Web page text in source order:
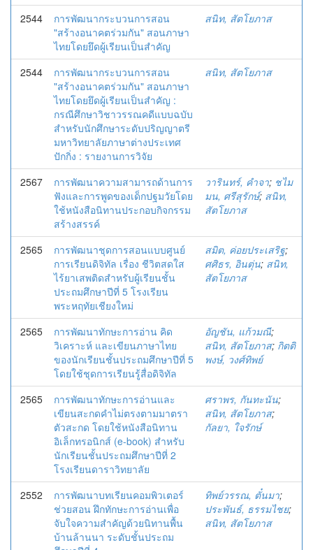
2544
การพัฒนากระบวนการสอน
"สร้างอนาคตร่วมกัน" สอนภาษา
ไทยโดยยึดผู้เรียนเป็นสำคัญ
สนิท, สัตโยภาส
2544
การพัฒนากระบวนการสอน
"สร้างอนาคตร่วมกัน" สอนภาษา
ไทยโดยยึดผู้เรียนเป็นสำคัญ :
กรณีศึกษาวิชาวรรณคดีแบบฉบับ
สำหรับนักศึกษาระดับปริญญาตรี
มหาวิทยาลัยภาษาต่างประเทศ
ปักกิ่ง : รายงานการวิจัย
สนิท, สัตโยภาส
2567
การพัฒนาความสามารถด้านการ
ฟังและการพูดของเด็กปฐมวัยโดย
ใช้หนังสือนิทานประกอบกิจกรรม
สร้างสรรค์
วารินทร์, คำจา; ชไม
มน, ศรีสุรักษ์; สนิท,
สัตโยภาส
2565
การพัฒนาชุดการสอนแบบศูนย์
การเรียนดิจิทัล เรื่อง ชีวิตสดใส
ไร้ยาเสพติดสำหรับผู้เรียนชั้น
ประถมศึกษาปีที่ 5 โรงเรียน
พระหฤทัยเชียงใหม่
สมิต, ค่อยประเสริฐ;
ศศิธร, อินตุ่น; สนิท,
สัตโยภาส
2565
การพัฒนาทักษะการอ่าน คิด
วิเคราะห์ และเขียนภาษาไทย
ของนักเรียนชั้นประถมศึกษาปีที่ 5
โดยใช้ชุดการเรียนรู้สื่อดิจิทัล
อัญชัน, แก้วมณี;
สนิท, สัตโยภาส; กิตติ
พงษ์, วงศ์ทิพย์
2565
การพัฒนาทักษะการอ่านและ
เขียนสะกดคำไม่ตรงตามมาตรา
ตัวสะกด โดยใช้หนังสือนิทาน
อิเล็กทรอนิกส์ (e-book) สำหรับ
นักเรียนชั้นประถมศึกษาปีที่ 2
โรงเรียนดาราวิทยาลัย
ศราพร, กันทะนัน;
สนิท, สัตโยภาส;
กัลยา, ใจรักษ์
2552
การพัฒนาบทเรียนคอมพิวเตอร์
ช่วยสอน ฝึกทักษะการอ่านเพื่อ
จับใจความสำคัญด้วยนิทานพื้น
บ้านล้านนา ระดับชั้นประถม
ทิพย์วรรณ, ตั๋นมา;
ประพันธ์, ธรรมไชย;
สนิท, สัตโยภาส